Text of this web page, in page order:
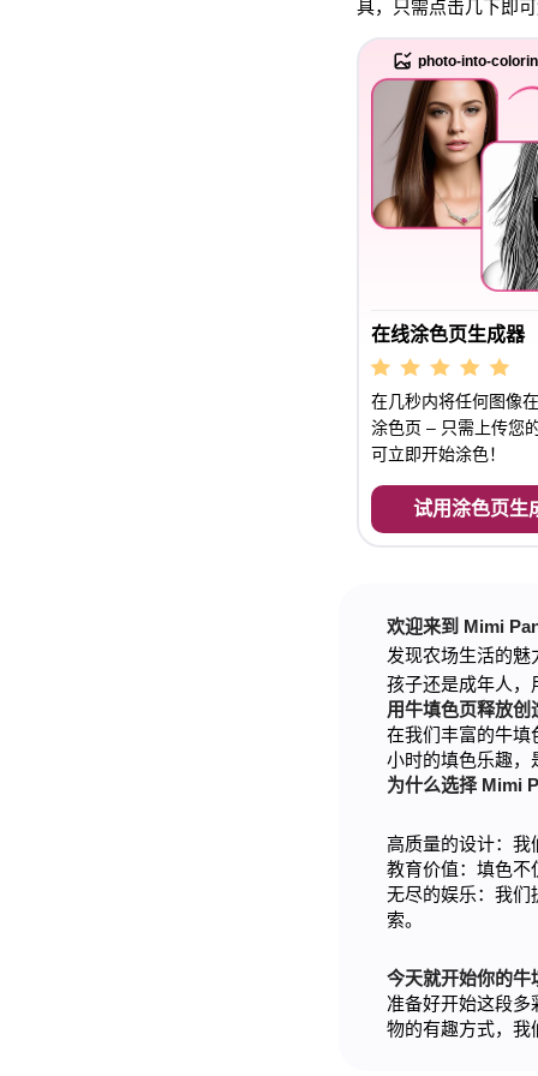
具，只需点击几下即
photo-into-
在线涂色页生成器
在几秒内将任何图像
涂色页 – 只需上传您
可立即开始涂色！
试用涂色页生
欢迎来到 Mimi
发现农场生活的
孩子还是成年人，
用牛填色页释放创
在我们丰富的牛填
小时的填色乐趣，
为什么选择 Mimi
高质量的设计：我
教育价值：填色不
无尽的娱乐：我们
索。
今天就开始你的牛
准备好开始这段
物的有趣方式，我